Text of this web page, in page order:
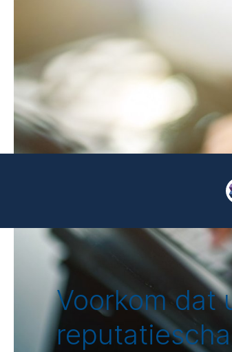
Voorkom dat